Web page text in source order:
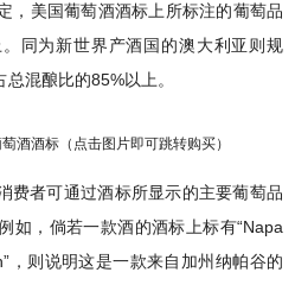
，美国葡萄酒酒标上所标注的葡萄品
同为新世界产酒国的澳大利亚则规
混酿比的85%以上。
酒酒标（点击图片即可跳转购买）
费者可通过酒标所显示的主要葡萄品
如，倘若一款酒的酒标上标有“Napa
，则说明这是一款来自加州纳帕谷的